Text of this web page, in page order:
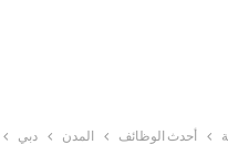
أحدث الوظائف المدن دبي